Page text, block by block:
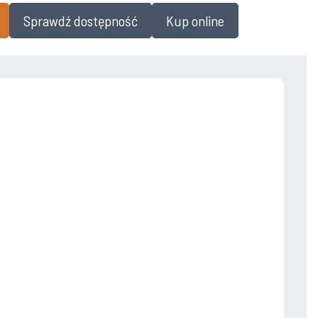
Sprawdź dostępność Kup online